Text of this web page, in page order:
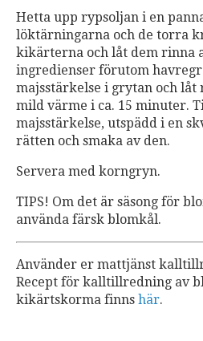
Hetta upp rypsoljan i en
löktärningarna och de torra
kikärterna och låt dem rinna
ingredienser förutom
majsstärkelse i grytan och låt
mild värme i ca. 15 minuter.
majsstärkelse, utspädd i en
rätten och smaka av den.
Servera med korngryn.
TIPS! Om det är säsong för
använda färsk blomkål.
Använder er mattjänst
Recept för kalltillredning av
kikärtskorma finns här.